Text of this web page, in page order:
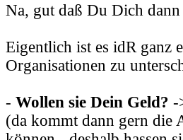
Na, gut daß Du Dich
Eigentlich ist es idR ganz
Organisationen zu
- Wollen sie Dein Geld? -
(da kommt dann gern die